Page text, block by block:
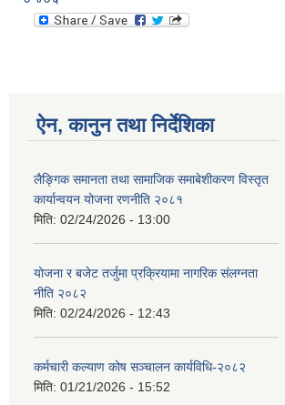
ऐन, कानुन तथा निर्देशिका
लैङ्गिक समानता तथा सामाजिक समाबेशीकरण विस्तृत
कार्यान्वयन योजना रणनीति २०८१
मिति: 02/24/2026 - 13:00
योजना र बजेट तर्जुमा प्रक्रियामा नागरिक संलग्नता
नीति २०८२
मिति: 02/24/2026 - 12:43
कर्मचारी कल्याण कोष सञ्चालन कार्यविधि-२०८२
मिति: 01/21/2026 - 15:52